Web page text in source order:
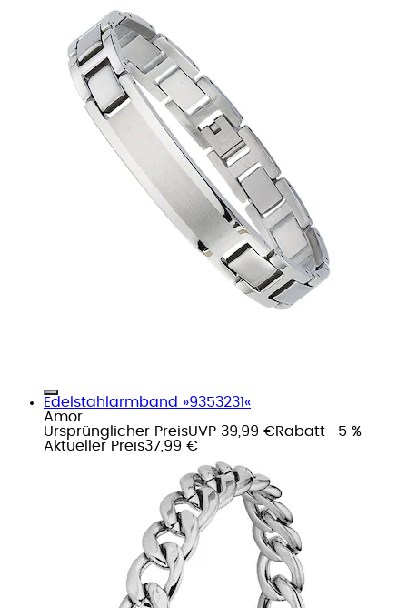
Edelstahlarmband »9353231«
Amor
Ursprünglicher PreisUVP 39,99 €Rabatt- 5 %
Aktueller Preis37,99 €